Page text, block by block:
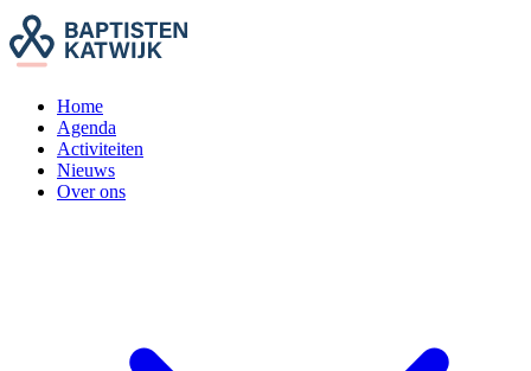
Home
Agenda
Activiteiten
Nieuws
Over ons